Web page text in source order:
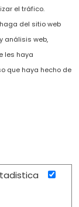
al+34 696 478 407
que hemos
el tráfico.
del sitio web
análisis web,
les haya
que haya hecho de